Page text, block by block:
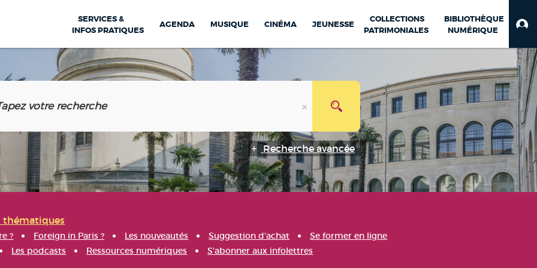
SERVICES &
INFOS PRATIQUES
AGENDA MUSIQUE CINÉMA JEUNESSE
COLLECTIONS
PATRIMONIALES
BIBLIOTHÈQUE
NUMÉRIQUE
Recherche avancée
thématiques
? Foreign in Paris ? Les nouveautés Suggestion d'achat
Se former en ligne
Les podcasts Ressources numériques S'abonner aux infolettres